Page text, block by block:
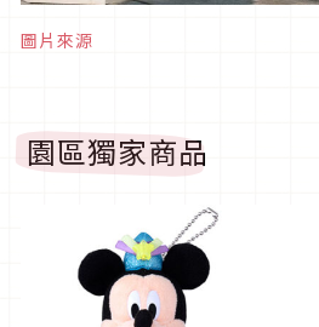
圖片來源
園區獨家商品